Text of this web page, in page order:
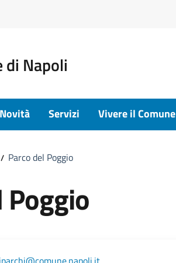
di Napoli
Novità Servizi Vivere il Comune
Parco del Poggio
Poggio